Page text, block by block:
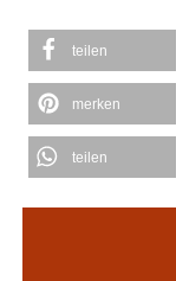
teilen
merken
teilen